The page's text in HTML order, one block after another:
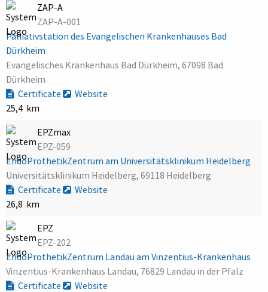
ZAP-A
ZAP-A-001
Palliativstation des Evangelischen Krankenhauses Bad
Dürkheim
Evangelisches Krankenhaus Bad Dürkheim, 67098 Bad
Dürkheim
Certificate
Website
25,4 km
EPZmax
EPZ-059
EndoProthetikZentrum am Universitätsklinikum Heidelberg
Universitätsklinikum Heidelberg, 69118 Heidelberg
Certificate
Website
26,8 km
EPZ
EPZ-202
EndoProthetikZentrum Landau am Vinzentius-Krankenhaus
Vinzentius-Krankenhaus Landau, 76829 Landau in der Pfalz
Certificate
Website